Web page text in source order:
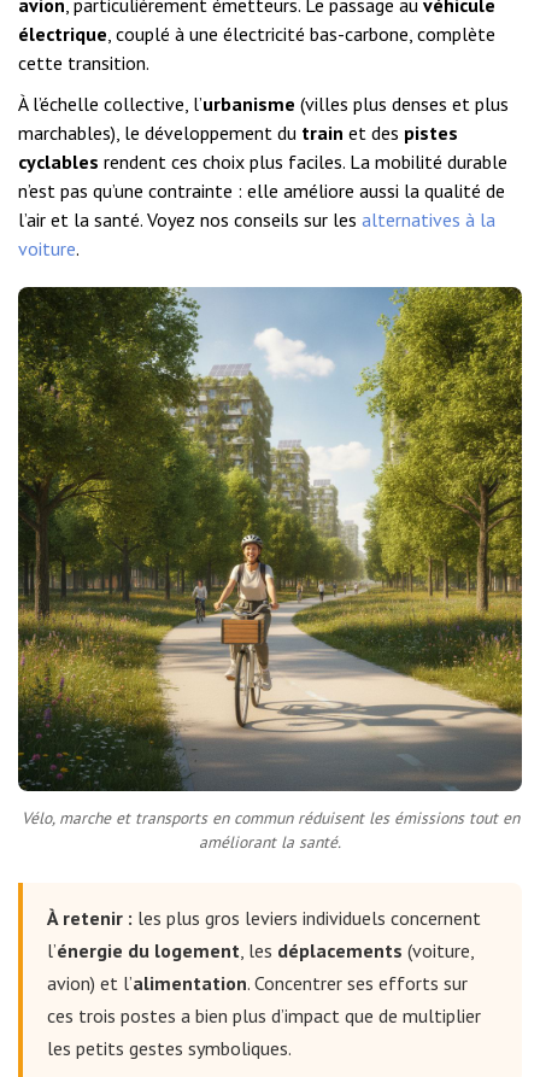
avion, particulièrement émetteurs. Le passage au véhicule
électrique, couplé à une électricité bas-carbone, complète
cette transition.
À l’échelle collective, l’urbanisme (villes plus denses et plus
marchables), le développement du train et des pistes
cyclables rendent ces choix plus faciles. La mobilité durable
n’est pas qu’une contrainte : elle améliore aussi la qualité de
l’air et la santé. Voyez nos conseils sur les alternatives à la
voiture.
Vélo, marche et transports en commun réduisent les émissions tout en
améliorant la santé.
À retenir : les plus gros leviers individuels concernent
l’énergie du logement, les déplacements (voiture,
avion) et l’alimentation. Concentrer ses efforts sur
ces trois postes a bien plus d’impact que de multiplier
les petits gestes symboliques.